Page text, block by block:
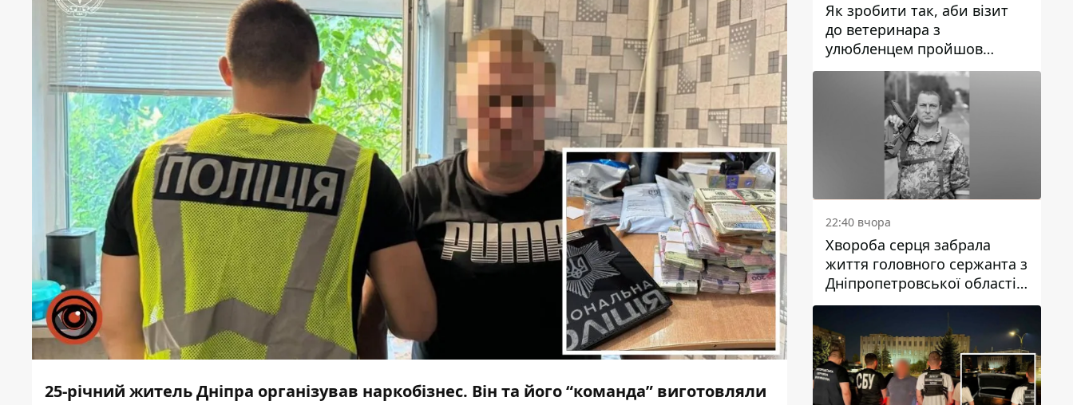
25-річний житель Дніпра організував наркобізнес. Він та його “команда” виготовляли
Як зробити так, аби візит
до ветеринара з
улюбленцем пройшов
спокійно: прості поради
22:40 вчора
Хвороба серця забрала
життя головного сержанта з
Дніпропетровської області
Юрія Свистуна